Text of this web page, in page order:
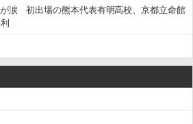
が涙 初出場の熊本代表有明高校、京都立命館